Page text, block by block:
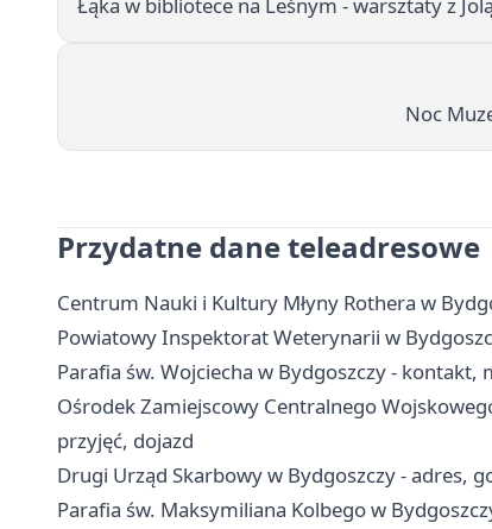
Łąka w bibliotece na Leśnym - warsztaty z
Noc
Przydatne dane teleadresowe
Centrum Nauki i Kultury Młyny Rothera w
Powiatowy Inspektorat Weterynarii w
Parafia św. Wojciecha w Bydgoszczy - kontakt,
Ośrodek Zamiejscowy Centralnego
przyjęć, dojazd
Drugi Urząd Skarbowy w Bydgoszczy - adres,
Parafia św. Maksymiliana Kolbego w